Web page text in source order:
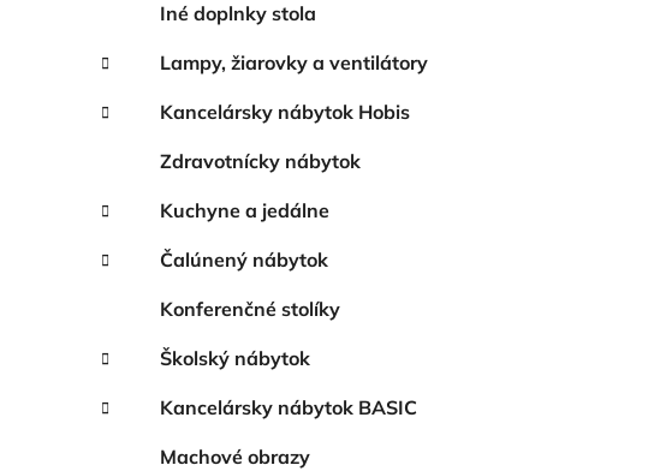
Iné doplnky stola
Lampy, žiarovky a ventilátory
Kancelársky nábytok Hobis
Zdravotnícky nábytok
Kuchyne a jedálne
Čalúnený nábytok
Konferenčné stolíky
Školský nábytok
Kancelársky nábytok BASIC
Machové obrazy